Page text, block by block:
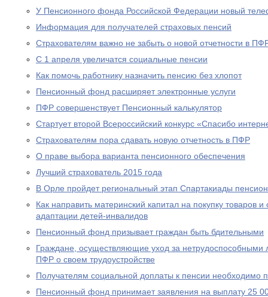
У Пенсионного фонда Российской Федерации новый
Информация для получателей страховых пенсий
Страхователям важно не забыть о новой отчетности в
С 1 апреля увеличатся социальные пенсии
Как помочь работнику назначить пенсию без хлопот
Пенсионный фонд расширяет электронные услуги
ПФР совершенствует Пенсионный калькулятор
Стартует второй Всероссийский конкурс «Спасибо
Страхователям пора сдавать новую отчетность в ПФР
О праве выбора варианта пенсионного обеспечения
Лучший страхователь 2015 года
В Орле пройдет региональный этап Спартакиады
Как направить материнский капитал на покупку товаров
адаптации детей-инвалидов
Пенсионный фонд призывает граждан быть бдительными
Граждане, осуществляющие уход за
ПФР о своем трудоустройстве
Получателям социальной доплаты к пенсии необходимо
Пенсионный фонд принимает заявления на выплату 25